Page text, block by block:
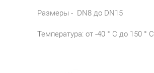
Размеры - DN8 до DN15
Температура: от -40 ° C до 150 ° С